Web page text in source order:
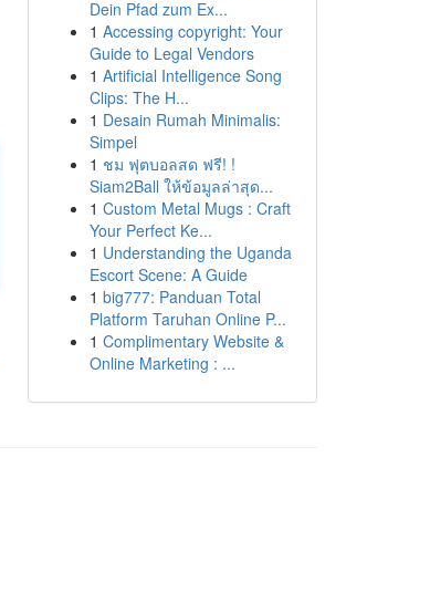
Dein Pfad zum Ex...
1 Accessing copyright: Your
Guide to Legal Vendors
1 Artificial Intelligence Song
Clips: The H...
1 Desain Rumah Minimalis:
Simpel
1 ชม ฟุตบอลสด ฟรี! !
Siam2Ball ให้ข้อมูลล่าสุด...
1 Custom Metal Mugs : Craft
Your Perfect Ke...
1 Understanding the Uganda
Escort Scene: A Guide
1 big777: Panduan Total
Platform Taruhan Online P...
1 Complimentary Website &
Online Marketing : ...